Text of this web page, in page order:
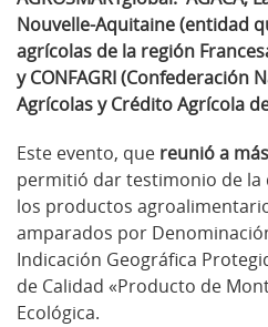
Nouvelle-Aquitaine (entidad
agrícolas de la región
y CONFAGRI (Confederación
Agrícolas y Crédito Agrícola
Este evento, que reunió a
permitió dar testimonio de la
los productos
amparados por
Indicación Geográfica
de Calidad «Producto de
Ecológica.